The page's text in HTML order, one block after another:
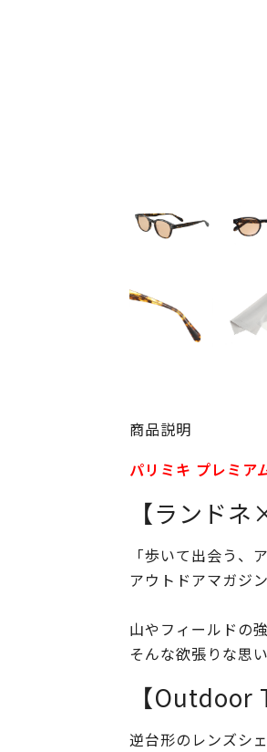
商品説明
パリミキ プレミア
【ランド
「歩いて出会う
アウトドアマガジ
山やフィールドの
そんな欲張りな思
【Outdoor
逆台形のレンズシ